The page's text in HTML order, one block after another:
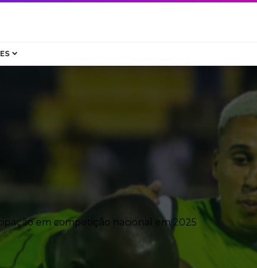
em competição nacional em 2025